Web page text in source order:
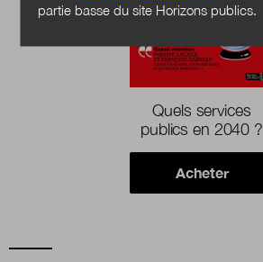
Quels services
publics en 2040 ?
Acheter
partie basse du site Horizons publics.